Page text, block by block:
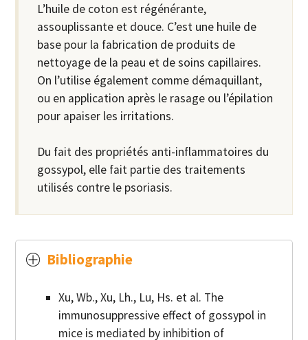
L’huile de coton est régénérante,
assouplissante et douce. C’est une huile de
base pour la fabrication de produits de
nettoyage de la peau et de soins capillaires.
On l’utilise également comme démaquillant,
ou en application après le rasage ou l’épilation
pour apaiser les irritations.
Du fait des propriétés anti-inflammatoires du
gossypol, elle fait partie des traitements
utilisés contre le psoriasis.
Bibliographie
Xu, Wb., Xu, Lh., Lu, Hs. et al. The
immunosuppressive effect of gossypol in
mice is mediated by inhibition of
Commandez